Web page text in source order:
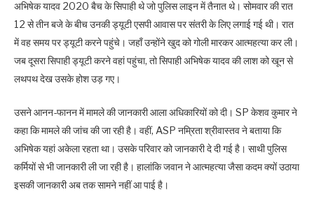
अभिषेक यादव 2020 बैच के सिपाही थे जो पुलिस लाइन में तैनात थे। सोमवार की रात
12 से तीन बजे के बीच उनकी ड्यूटी एसपी आवास पर संतरी के लिए लगाई गई थी। रात
में वह समय पर ड्यूटी करने पहुंचे। जहाँ उन्होंने खुद को गोली मारकर आत्महत्या कर ली।
जब दूसरा सिपाही ड्यूटी करने वहां पहुंचा, तो सिपाही अभिषेक यादव की लाश को खून से
लथपथ देख उसके होश उड़ गए।
उसने आनन-फानन में मामले की जानकारी आला अधिकारियों को दी। SP केशव कुमार ने
कहा कि मामले की जांच की जा रही है। वहीं, ASP नम्रिता श्रीवास्तव ने बताया कि
अभिषेक यहां अकेला रहता था। उसके परिवार को जानकारी दे दी गई है। साथी पुलिस
कर्मियों से भी जानकारी ली जा रही है। हालांकि जवान ने आत्महत्या जैसा कदम क्यों उठाया
इसकी जानकारी अब तक सामने नहीं आ पाई है।